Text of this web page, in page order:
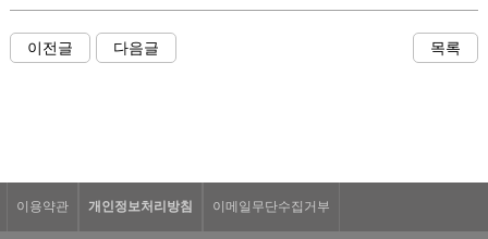
이전글 다음글 목록
이용약관 개인정보처리방침 이메일무단수집거부